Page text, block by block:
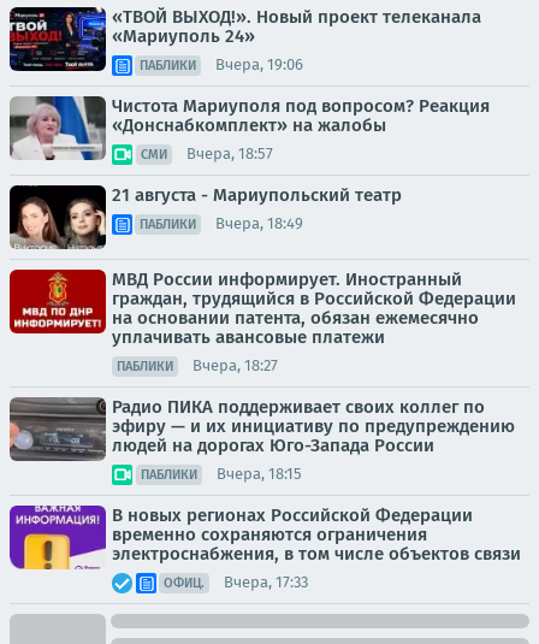
«ТВОЙ ВЫХОД!». Новый проект телеканала
«Мариуполь 24»
ПАБЛИКИ Вчера, 19:06
Чистота Мариуполя под вопросом? Реакция
«Донснабкомплект» на жалобы
СМИ Вчера, 18:57
21 августа - Мариупольский театр
ПАБЛИКИ Вчера, 18:49
МВД России информирует. Иностранный
граждан, трудящийся в Российской Федерации
на основании патента, обязан ежемесячно
уплачивать авансовые платежи
ПАБЛИКИ Вчера, 18:27
Радио ПИКА поддерживает своих коллег по
эфиру — и их инициативу по предупреждению
людей на дорогах Юго-Запада России
ПАБЛИКИ Вчера, 18:15
В новых регионах Российской Федерации
временно сохраняются ограничения
электроснабжения, в том числе объектов связи
ОФИЦ. Вчера, 17:33